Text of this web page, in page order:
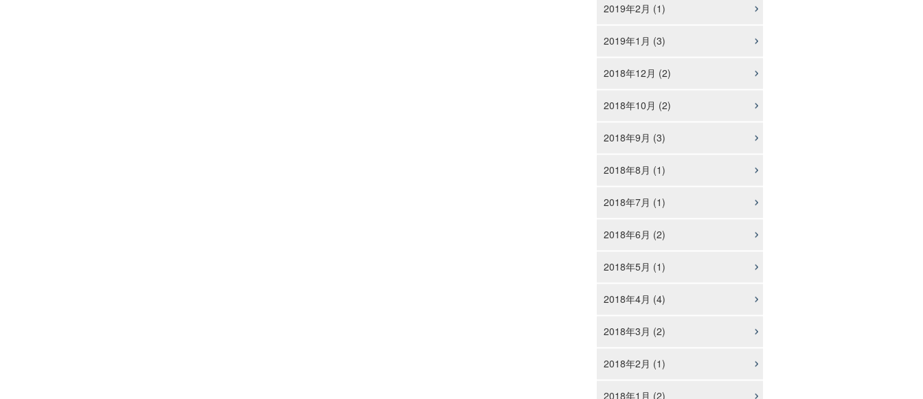
2019年2月 (1)
2019年1月 (3)
2018年12月 (2)
2018年10月 (2)
2018年9月 (3)
2018年8月 (1)
2018年7月 (1)
2018年6月 (2)
2018年5月 (1)
2018年4月 (4)
2018年3月 (2)
2018年2月 (1)
2018年1月 (2)